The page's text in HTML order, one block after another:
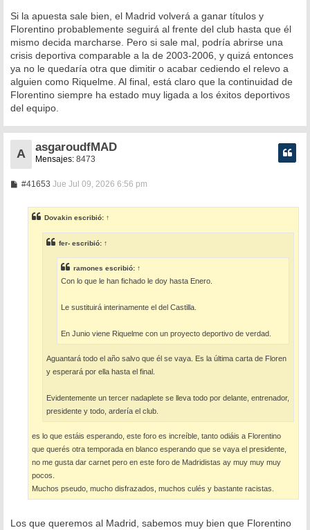
Si la apuesta sale bien, el Madrid volverá a ganar títulos y
Florentino probablemente seguirá al frente del club hasta que él
mismo decida marcharse. Pero si sale mal, podría abrirse una
crisis deportiva comparable a la de 2003-2006, y quizá entonces
ya no le quedaría otra que dimitir o acabar cediendo el relevo a
alguien como Riquelme. Al final, está claro que la continuidad de
Florentino siempre ha estado muy ligada a los éxitos deportivos
del equipo.
A
asgaroudfMAD
Mensajes: 8473
#41653M
a
j
e
Jue Jul 09, 2026 6:56 pm
Dovakin escribió: ↑
fer- escribió: ↑
ramones escribió: ↑
Con lo que le han fichado le doy hasta Enero.
Le sustituirá interinamente el del Castilla.
En Junio viene Riquelme con un proyecto deportivo de verdad.
Aguantará todo el año salvo que él se vaya. Es la última carta de Floren
y esperará por ella hasta el final.
Evidentemente un tercer nadaplete se lleva todo por delante, entrenador,
presidente y todo, ardería el club.
es lo que estáis esperando, este foro es increíble, tanto odiáis a Florentino
que querés otra temporada en blanco esperando que se vaya el presidente,
no me gusta dar carnet pero en este foro de Madridistas ay muy muy muy
pocos.
Muchos pseudo, mucho disfrazados, muchos culés y bastante racistas.
Los que queremos al Madrid, sabemos muy bien que Florentino